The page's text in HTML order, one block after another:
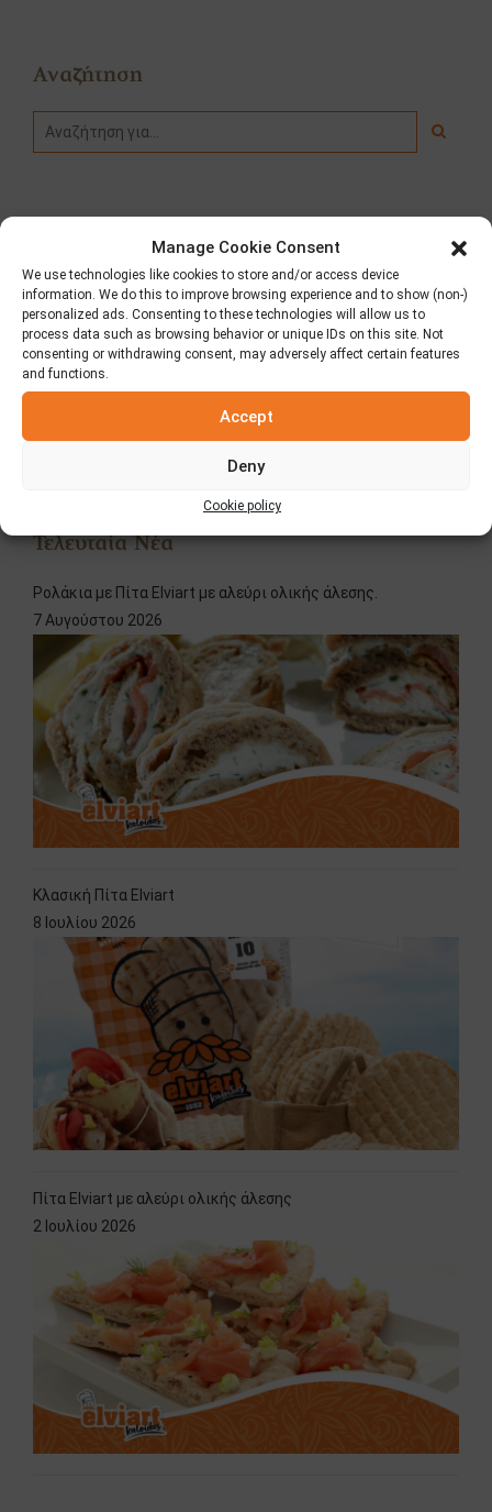
Manage Cookie Consent
We use technologies like cookies to store and/or access device
information. We do this to improve browsing experience and to show (non-)
personalized ads. Consenting to these technologies will allow us to
process data such as browsing behavior or unique IDs on this site. Not
consenting or withdrawing consent, may adversely affect certain features
and functions.
Accept
Deny
Cookie policy
Αναζήτηση
Fooding
Δημοσιεύσεις – Τύπος
Διαγωνισμοί
Νέα
Τελευταία Νέα
Ρολάκια με Πίτα Elviart με αλεύρι ολικής άλεσης.
7 Αυγούστου 2026
Κλασική Πίτα Elviart
8 Ιουλίου 2026
Πίτα Elviart με αλεύρι ολικής άλεσης
2 Ιουλίου 2026